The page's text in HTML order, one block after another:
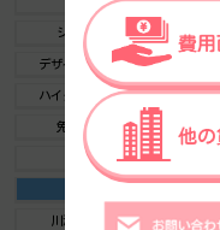
シャワートイレ
デザイナーズ・個性派
ハイグレードオフィス
免振・制振構造
リニューアル
川沿い、公園沿い